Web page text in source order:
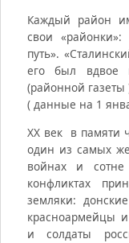
Каждый район
свои
путь».
его был вдвое
(районной газеты
( данные на 1
ХХ век в памяти
один из самых
войнах и
конфликтах
земляки:
красноармейцы
и солдаты